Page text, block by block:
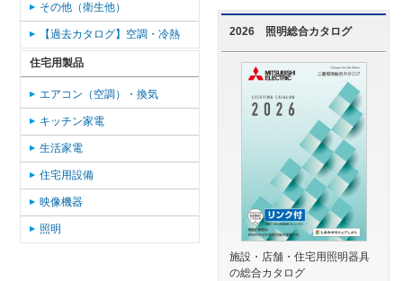
2026 照明総合カタログ
施設・店舗・住宅用照明器具
の総合カタログ
その他（衛生他）
【過去カタログ】空調・冷熱
住宅用製品
エアコン（空調）・換気
キッチン家電
生活家電
住宅用設備
映像機器
照明